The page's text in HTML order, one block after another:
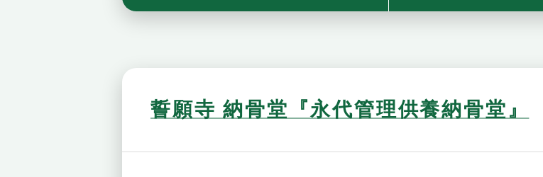
誓願寺 納骨堂『永代管理供養納骨堂』